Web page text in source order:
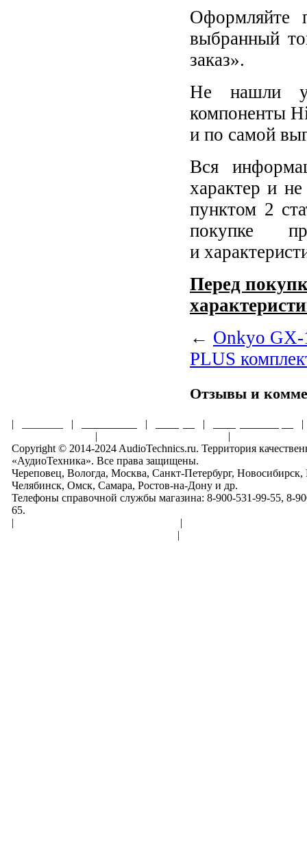
Оформляйте
выбранный
заказ».
Не нашли у
компоненты
и по самой
Вся
характер и
пунктом 2
покупке
и
Перед
← Onkyo GX-
PLUS
Отзывы и
| | | |
|
|
Copyright © 2014-2024 AudioTechnics.ru. Территория
«АудиоТехника». Все права защищены.
Череповец, Вологда, Москва, Санкт-Петербург,
Челябинск, Омск, Самара, Ростов-на-Дону и др.
Телефоны справочной службы магазина: 8-900-531-99-55, 8-
65.
|
|
|